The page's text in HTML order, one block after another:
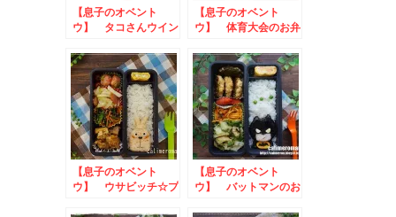
【息子のオベント
ウ】 タコさんウイン
【息子のオベント
ウ】 体育大会のお弁
【息子のオベント
ウ】 ウサビッチ☆プ
【息子のオベント
ウ】 バットマンのお